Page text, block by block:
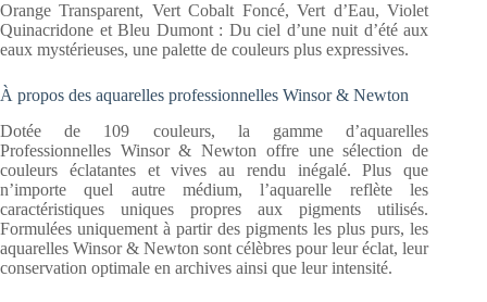
Orange Transparent, Vert Cobalt Foncé, Vert d’Eau, Violet
Quinacridone et Bleu Dumont : Du ciel d’une nuit d’été aux
eaux mystérieuses, une palette de couleurs plus expressives.
À propos des aquarelles professionnelles Winsor & Newton
Dotée de 109 couleurs, la gamme d’aquarelles
Professionnelles Winsor & Newton offre une sélection de
couleurs éclatantes et vives au rendu inégalé. Plus que
n’importe quel autre médium, l’aquarelle reflète les
caractéristiques uniques propres aux pigments utilisés.
Formulées uniquement à partir des pigments les plus purs, les
aquarelles Winsor & Newton sont célèbres pour leur éclat, leur
conservation optimale en archives ainsi que leur intensité.